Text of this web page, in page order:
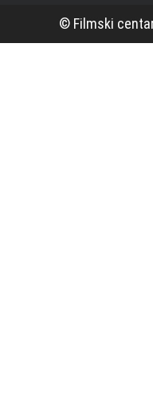
© Filmski